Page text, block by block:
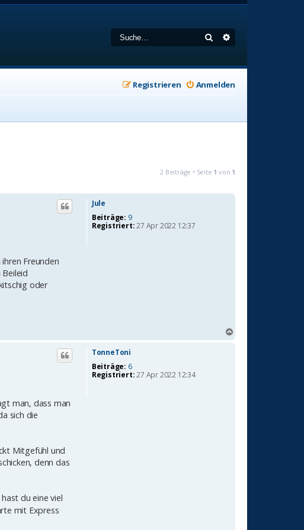
Suche
Anmelden
Registrieren
2 Beiträge • Seite 1 von 1
Jule
Beiträge: 9
Registriert:27 Apr 2022 12:37
Freunden
oder
TonneToni
Beiträge: 6
Registriert:27 Apr 2022 12:34
man, dass man
sich die
Mitgefühl und
denn das
du eine viel
mit Express